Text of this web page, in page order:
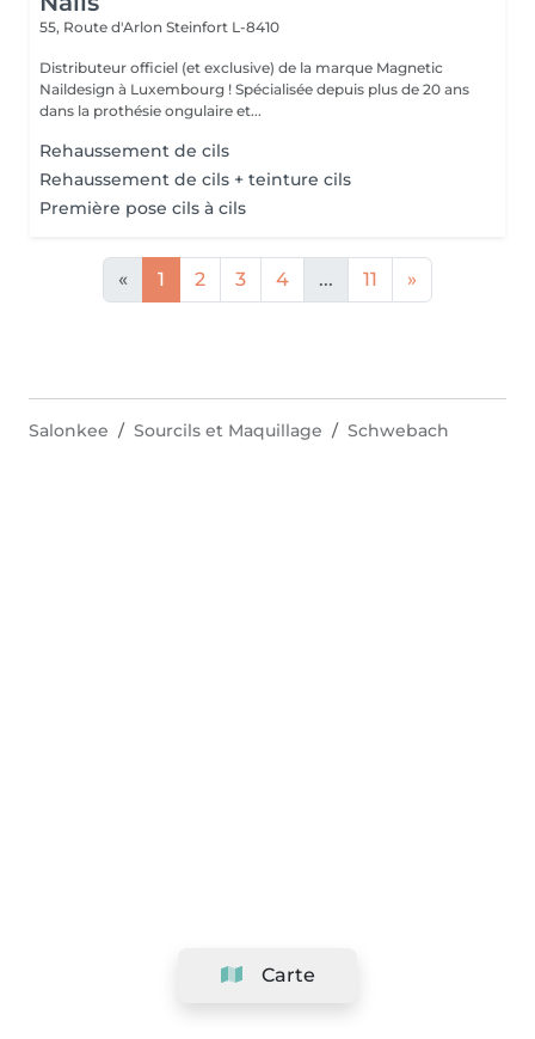
55, Route d'Arlon Steinfort L-8410
Distributeur officiel (et exclusive) de la marque Magnetic
Naildesign à Luxembourg ! Spécialisée depuis plus de 20 ans
dans la prothésie ongulaire et...
Rehaussement de cils
Rehaussement de cils + teinture cils
Première pose cils à cils
« 1 2 3 4 ... 11 »
Carte
Salonkee Sourcils et Maquillage Schwebach